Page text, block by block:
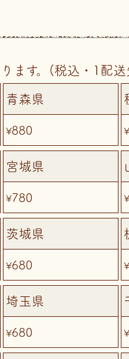
ます。(税込・1配
青森県
¥880 ¥
宮城県
¥780 ¥
茨城県
¥680 ¥
埼玉県
¥680 ¥